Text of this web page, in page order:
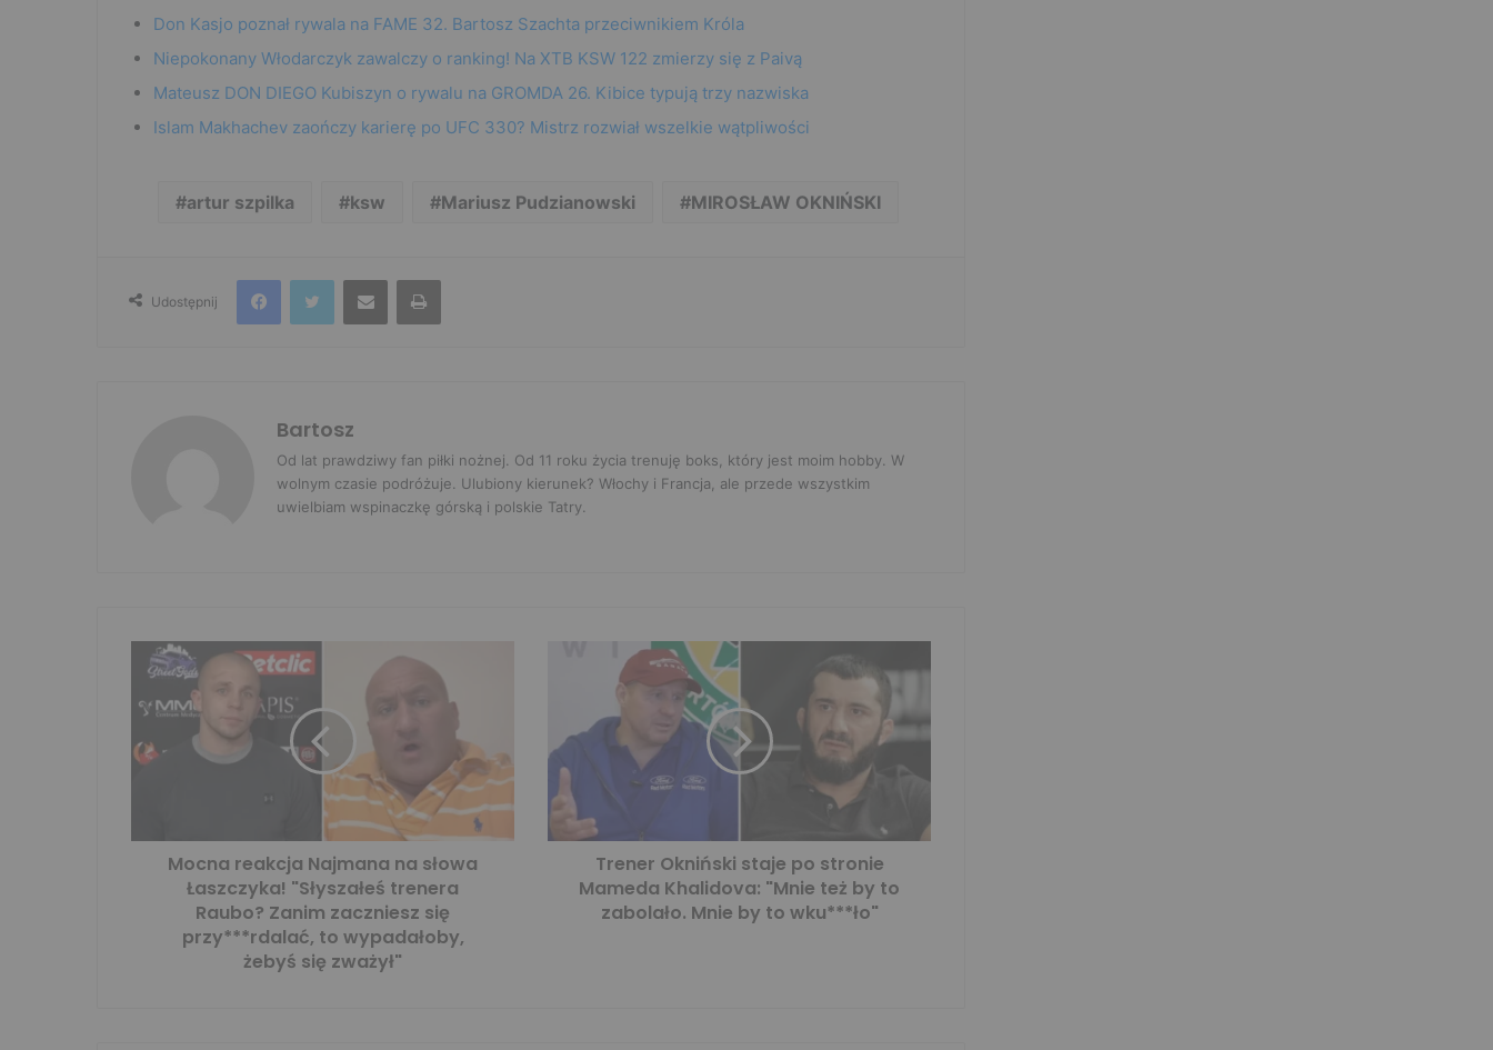
Don Kasjo poznał rywala na FAME 32. Bartosz Szachta przeciwnikiem Króla
Niepokonany Włodarczyk zawalczy o ranking! Na XTB KSW 122 zmierzy się z Paivą
Mateusz DON DIEGO Kubiszyn o rywalu na GROMDA 26. Kibice typują trzy nazwiska
Islam Makhachev zaończy karierę po UFC 330? Mistrz rozwiał wszelkie wątpliwości
artur szpilka ksw Mariusz Pudzianowski MIROSŁAW OKNIŃSKI
Udostępnij
FacebookTwitter Udostępnij przez e-mail Drukuj
Bartosz
Od lat prawdziwy fan piłki nożnej. Od 11 roku życia trenuję boks, który jest moim hobby. W
wolnym czasie podróżuje. Ulubiony kierunek? Włochy i Francja, ale przede wszystkim
uwielbiam wspinaczkę górską i polskie Tatry.
Mocna reakcja Najmana na słowa
Łaszczyka! "Słyszałeś trenera
Raubo? Zanim zaczniesz się
przy***rdalać, to wypadałoby,
żebyś się zważył"
Trener Okniński staje po stronie
Mameda Khalidova: "Mnie też by to
zabolało. Mnie by to wku***ło"